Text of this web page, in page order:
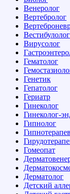
Венеролог
Вертебролог
Вестибулолог
Вирусолог
Гематолог
Генетик
Гепатолог
Гериатр
Гинеколог
Гинеколог-
Гипнолог
Гомеопат
Дерматолог
Детский